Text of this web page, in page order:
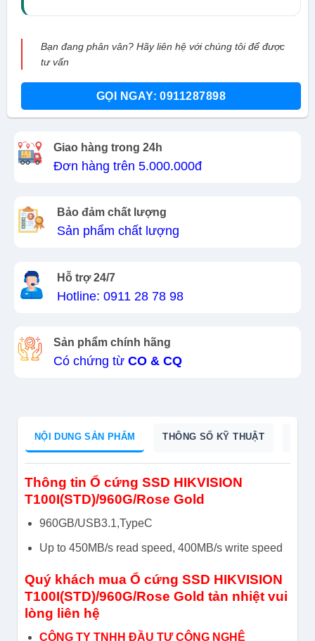
Bạn đang phân vân? Hãy liên hệ với chúng tôi để được
tư vấn
GỌI NGAY: 0911287898
Giao hàng trong 24h
Đơn hàng trên 5.000.000đ
Bảo đảm chất lượng
Sản phẩm chất lượng
Hỗ trợ 24/7
Hotline: 0911 28 78 98
Sản phẩm chính hãng
Có chứng từ CO & CQ
NỘI DUNG SẢN PHẨM THÔNG SỐ KỸ THUẬT
Thông tin Ổ cứng SSD HIKVISION
T100I(STD)/960G/Rose Gold
960GB/USB3.1,TypeC
Up to 450MB/s read speed, 400MB/s write speed
Quý khách mua Ổ cứng SSD HIKVISION
T100I(STD)/960G/Rose Gold tản nhiệt vui
lòng liên hệ
CÔNG TY TNHH ĐẦU TƯ CÔNG NGHỆ